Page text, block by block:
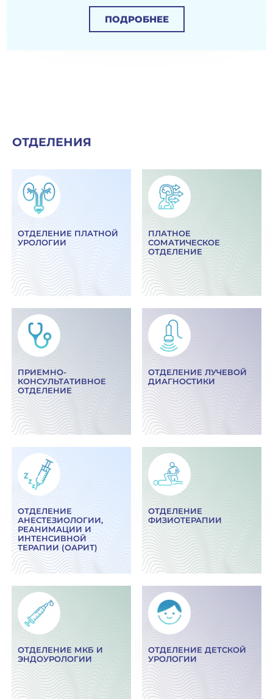
ПОДРОБНЕЕ
ОТДЕЛЕНИЯ
ОТДЕЛЕНИЕ ПЛАТНОЙ
УРОЛОГИИ
ПЛАТНОЕ
СОМАТИЧЕСКОЕ
ОТДЕЛЕНИЕ
ПРИЕМНО-
КОНСУЛЬТАТИВНОЕ
ОТДЕЛЕНИЕ
ОТДЕЛЕНИЕ ЛУЧЕВОЙ
ДИАГНОСТИКИ
ОТДЕЛЕНИЕ
АНЕСТЕЗИОЛОГИИ,
РЕАНИМАЦИИ И
ИНТЕНСИВНОЙ
ТЕРАПИИ (ОАРИТ)
ОТДЕЛЕНИЕ
ФИЗИОТЕРАПИИ
ОТДЕЛЕНИЕ МКБ И
ЭНДОУРОЛОГИИ
ОТДЕЛЕНИЕ ДЕТСКОЙ
УРОЛОГИИ